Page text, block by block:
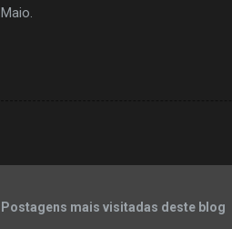
Maio.
Postagens mais visitadas deste blog